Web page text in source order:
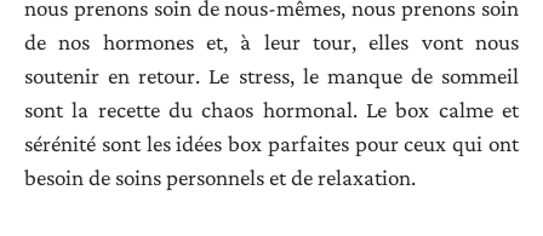
nous prenons soin de nous-mêmes, nous prenons soin
de nos hormones et, à leur tour, elles vont nous
soutenir en retour. Le stress, le manque de sommeil
sont la recette du chaos hormonal. Le box calme et
sérénité sont les idées box parfaites pour ceux qui ont
besoin de soins personnels et de relaxation.